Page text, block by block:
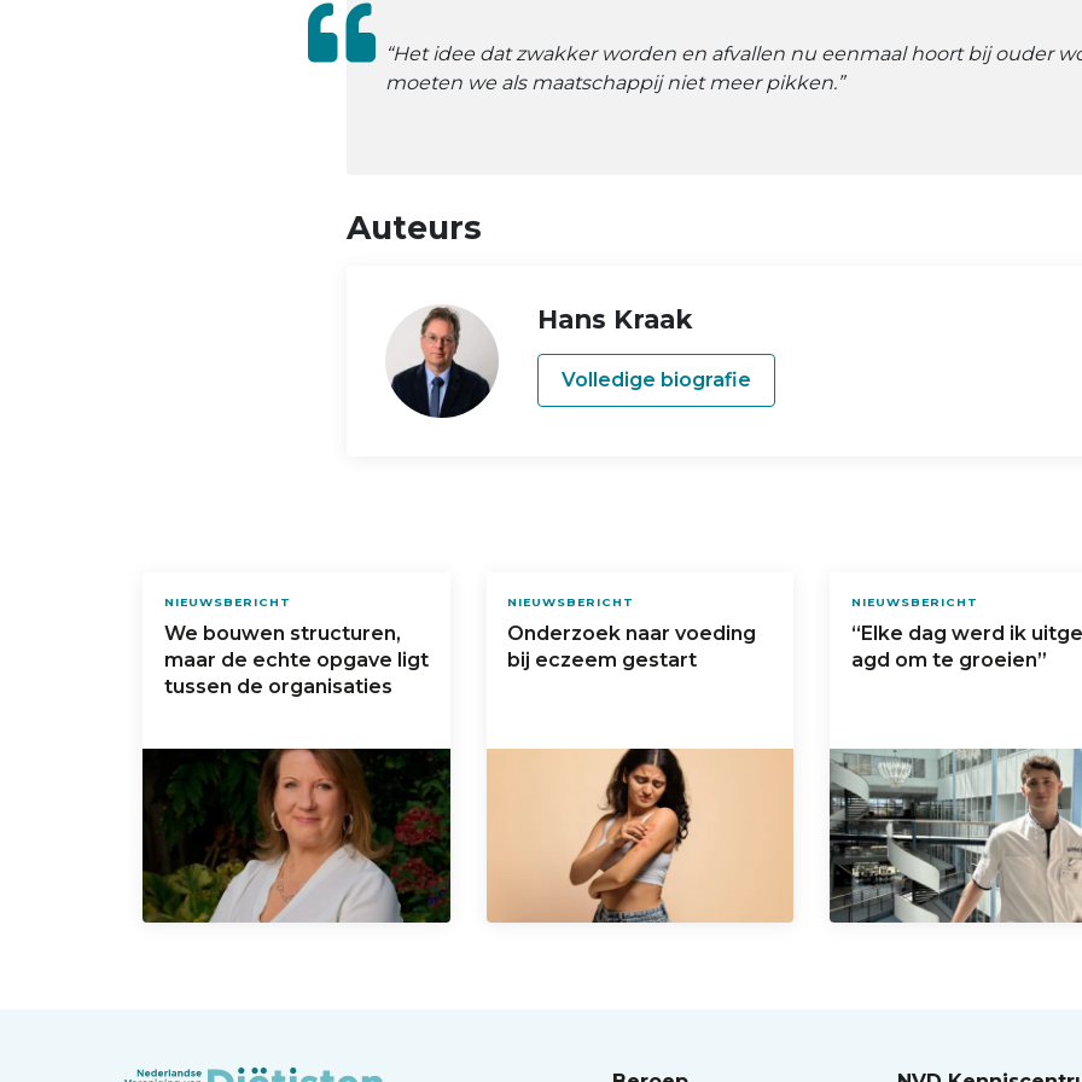
“Het idee dat zwakker worden en afvallen nu eenmaal hoort bij ouder
moeten we als maatschappij niet meer pikken.”
Auteurs
Hans Kraak
Volledige biografie
NIEUWSBERICHT
We bouwen structuren,
maar de echte opgave ligt
tussen de organisaties
NIEUWSBERICHT
Onderzoek naar voeding
bij eczeem gestart
NIEUWSBERICHT
“Elke dag werd ik
agd om te groeien”